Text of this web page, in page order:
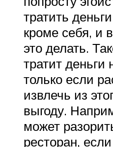
тратить
кроме себя, и
это делать.
тратит
только если
извлечь из
выгоду.
может
ресторан,